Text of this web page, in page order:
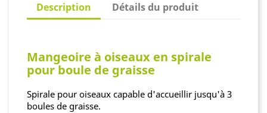
Description Détails du produit
Mangeoire à oiseaux en spirale
pour boule de graisse
Spirale pour oiseaux capable d'accueillir jusqu'à 3
boules de graisse.